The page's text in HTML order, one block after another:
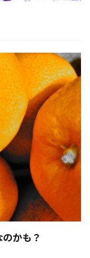
かも？